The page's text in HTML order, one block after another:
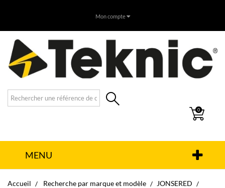
Mon compte
0
MENU
Accueil Recherche par marque et modèle
JONSERED